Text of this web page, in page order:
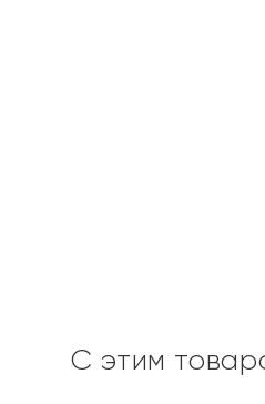
С этим